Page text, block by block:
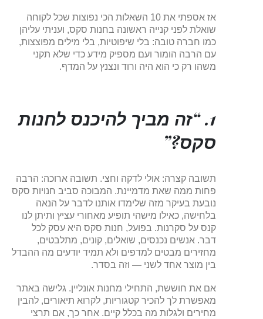
אז אספתי את 10 השאלות הכי נפוצות שכל לקוחה
שואלת לפני קנייה ראשונה בחנות סקס, ועניתי עליהן
כמו חברה טובה: בלי שיפוטיות, בלי מילים מפוצצות,
עם הרבה הומור ועם מספיק מידע כדי שלא תקני
משהו רק כי הוא היה ורוד ונצנץ על המדף.
1. “זה מביך להיכנס לחנות
סקס?”
תשובה קצרה: אולי לדקה וחצי. תשובה ארוכה: הרבה
פחות ממה שאת מדמיינת. המבוכה סביב חנויות סקס
נובעת בעיקר מזה שלימדו אותנו לדבר על הנאה
בלחישה, כאילו מישהי תופיע מאחורי עציץ ותיתן לנו
קנס על סקרנות. בפועל, חנות סקס היא עסק לכל
דבר. אנשים נכנסים, שואלים, קונים, מתלבטים,
מחזירים מבטים למדפים ולא תמיד יודעים מה ההבדל
בין מוצר אחד לשני — וזה בסדר.
אם את חוששת, התחילי מחנות אונליין. גלישה באתר
מאפשרת לך להכיר קטגוריות, לקרוא תיאורים, להבין
מחירים ולגלות מה בכלל קיים. אחר כך, אם תרצי